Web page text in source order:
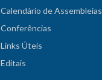
Calendário de Assembleias
Conferências
Links Úteis
Editais